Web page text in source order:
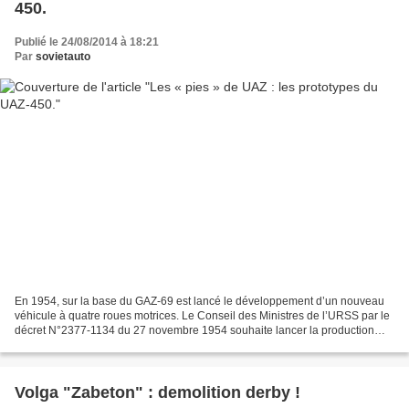
450.
Publié le 24/08/2014 à 18:21
Par sovietauto
En 1954, sur la base du GAZ-69 est lancé le développement d’un nouveau
véhicule à quatre roues motrices. Le Conseil des Ministres de l’URSS par le
décret N°2377-1134 du 27 novembre 1954 souhaite lancer la production
Volga "Zabeton" : demolition derby !